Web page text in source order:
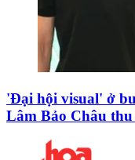
'Đại hội visual' ở
Lâm Bảo Châu